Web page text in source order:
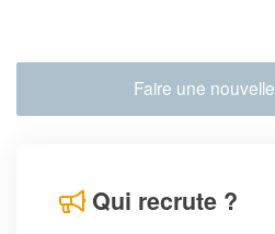
Faire une
Qui recrute ?